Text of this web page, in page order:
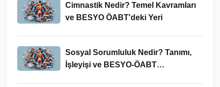
Cimnastik Nedir? Temel Kavramları
ve BESYO ÖABT'deki Yeri
Sosyal Sorumluluk Nedir? Tanımı,
İşleyişi ve BESYO-ÖABT